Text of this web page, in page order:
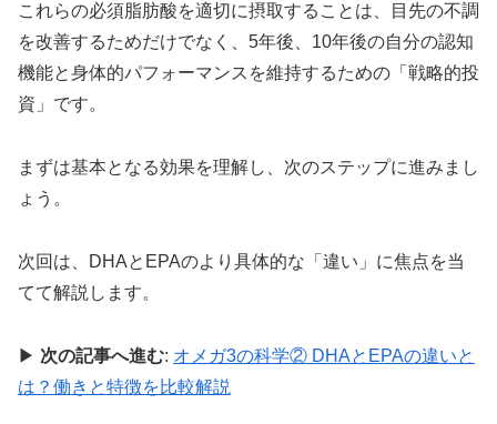
これらの必須脂肪酸を適切に摂取することは、目先の不調
を改善するためだけでなく、5年後、10年後の自分の認知
機能と身体的パフォーマンスを維持するための「戦略的投
資」です。
まずは基本となる効果を理解し、次のステップに進みまし
ょう。
次回は、DHAとEPAのより具体的な「違い」に焦点を当
てて解説します。
▶ 次の記事へ進む: オメガ3の科学② DHAとEPAの違いと
は？働きと特徴を比較解説